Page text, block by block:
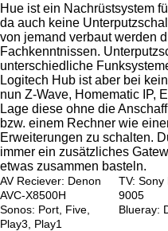
Hue ist ein Nachrüstsystem
da auch keine
von jemand verbaut werden
Fachkenntnissen.
unterschiedliche
Logitech Hub ist aber bei
nun Z-Wave, Homematic IP,
Lage diese ohne die
bzw. einem Rechner wie
Erweiterungen zu schalten.
immer ein zusätzliches
etwas zusammen basteln.
AV Reciever: Denon
AVC-X8500H
TV: Sony
9005
Sonos: Port, Five,
Play3, Play1
Blueray: